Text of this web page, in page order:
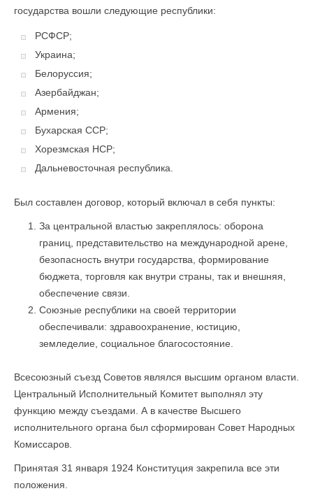
государства вошли следующие республики:
РСФСР;
Украина;
Белоруссия;
Азербайджан;
Армения;
Бухарская ССР;
Хорезмская НСР;
Дальневосточная республика.
Был составлен договор, который включал в себя пункты:
За центральной властью закреплялось: оборона
границ, представительство на международной арене,
безопасность внутри государства, формирование
бюджета, торговля как внутри страны, так и внешняя,
обеспечение связи.
Союзные республики на своей территории
обеспечивали: здравоохранение, юстицию,
земледелие, социальное благосостояние.
Всесоюзный съезд Советов являлся высшим органом власти.
Центральный Исполнительный Комитет выполнял эту
функцию между съездами. А в качестве Высшего
исполнительного органа был сформирован Совет Народных
Комиссаров.
Принятая 31 января 1924 Конституция закрепила все эти
положения.